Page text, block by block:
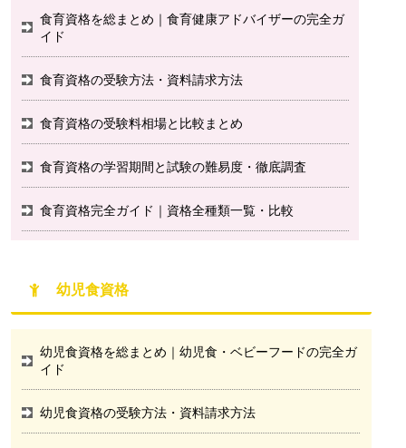
食育資格を総まとめ｜食育健康アドバイザーの完全ガ
イド
食育資格の受験方法・資料請求方法
食育資格の受験料相場と比較まとめ
食育資格の学習期間と試験の難易度・徹底調査
食育資格完全ガイド｜資格全種類一覧・比較
幼児食資格
幼児食資格を総まとめ｜幼児食・ベビーフードの完全ガ
イド
幼児食資格の受験方法・資料請求方法